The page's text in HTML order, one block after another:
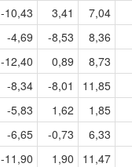
-10,43 3,41
7,04
-4,69 -8,53
8,36
-12,40 0,89
8,73
-8,34 -8,01
11,85
-5,83 1,62
1,85
-6,65 -0,73
6,33
-11,90 1,90
11,47